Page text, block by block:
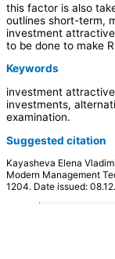
this factor is also
outlines short-term,
investment
to be done to make
Keywords
investment
investments,
examination.
Suggested citation
Kayasheva Elena
Modern Management
1204. Date issued: